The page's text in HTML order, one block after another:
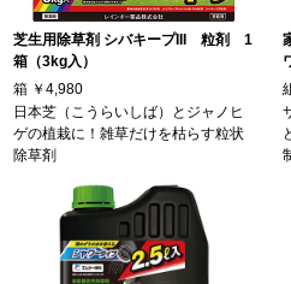
芝生用除草剤 シバキープIII 粒剤 1
箱（3kg入）
箱 ￥4,980
日本芝（こうらいしば）とジャノヒ
ゲの植栽に！雑草だけを枯らす粒状
除草剤